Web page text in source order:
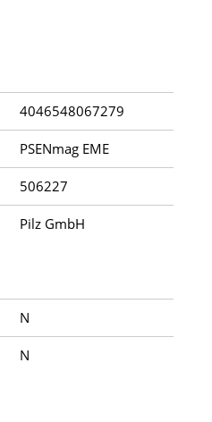
4046548067279
PSENmag EME
506227
Pilz GmbH
N
N